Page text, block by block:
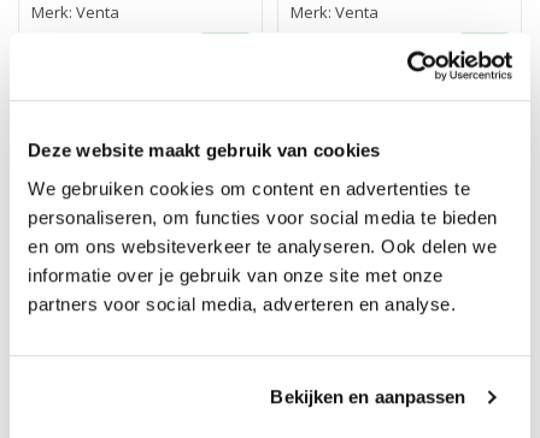
Deze website maakt gebruik van cookies
We gebruiken cookies om content en advertenties te
personaliseren, om functies voor social media te bieden
en om ons websiteverkeer te analyseren. Ook delen we
informatie over je gebruik van onze site met onze
partners voor social media, adverteren en analyse.
Bekijken en aanpassen
Merk: Venta Merk: Venta